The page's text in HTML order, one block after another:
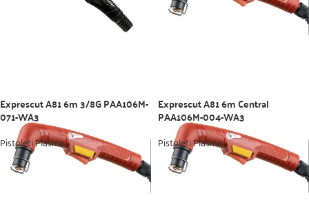
Exprescut A81 6m 3/8G PAA106M-
071-WA3
Pistoleti Plasma
Exprescut A81 6m Central
PAA106M-004-WA3
Pistoleti Plasma